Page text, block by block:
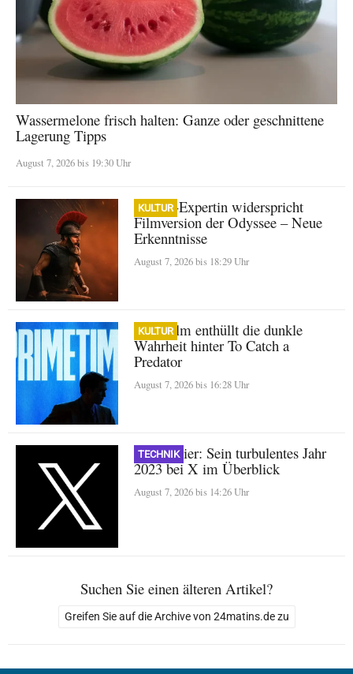
Wassermelone frisch halten: Ganze oder geschnittene
Lagerung Tipps
August 7, 2026 bis 19:30 Uhr
KULTUR
Homer-Expertin widerspricht
Filmversion der Odyssee – Neue
Erkenntnisse
August 7, 2026 bis 18:29 Uhr
KULTUR
A24-Film enthüllt die dunkle
Wahrheit hinter To Catch a
Predator
August 7, 2026 bis 16:28 Uhr
TECHNIK
Nikita Bier: Sein turbulentes Jahr
2023 bei X im Überblick
August 7, 2026 bis 14:26 Uhr
Suchen Sie einen älteren Artikel?
Greifen Sie auf die Archive von 24matins.de zu